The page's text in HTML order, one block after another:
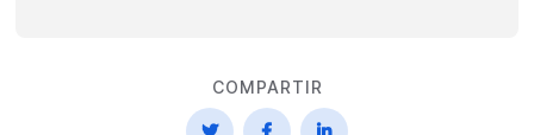
COMPARTIR
  